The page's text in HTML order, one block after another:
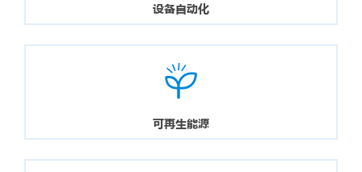
设备自动化
可再生能源